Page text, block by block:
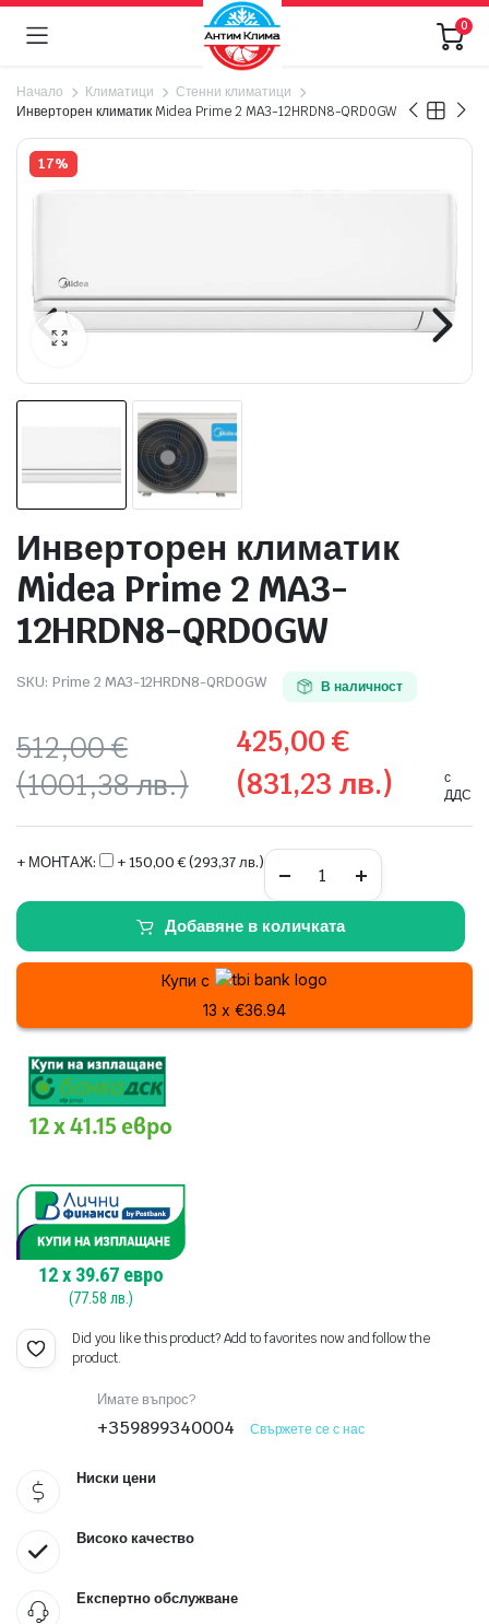
0
Начало Климатици
Стенни климатици
Инверторен климатик Midea Prime 2 MA3-12HRDN8-QRD0GW
17%
Инверторен климатик
Midea Prime 2 MA3-
12HRDN8-QRD0GW
SKU: Prime 2 MA3-12HRDN8-QRD0GW В наличност
512,00€
(1001,38 лв.)
Original
price
was:
512,00 €
лв.).
425,00€
(831,23 лв.)
Текущата
цена
е:
425,00 €
лв.).
с
ДДС
+ МОНТАЖ: + 150,00 € (293,37 лв.)
Инверторен
климатик
2
MA3-
QRD0GW
Добавяне в количката
Купи с
13 x €36.94
12 x 41.15 евро
12x 39.67 евро
(77.58 лв.)
Did you like this product? Add to favorites now and follow the
product.
Имате въпрос?
+359899340004 Свържете се с нас
Ниски цени
Високо качество
Експертно обслужване